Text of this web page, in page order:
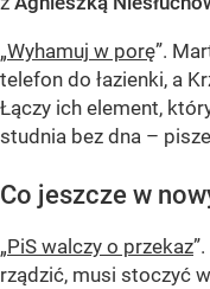
„Wyhamuj w porę”.
telefon do łazienki, a
Łączy ich element,
studnia bez dna – pisze
Co jeszcze w
„PiS walczy o przekaz
rządzić, musi stoczyć